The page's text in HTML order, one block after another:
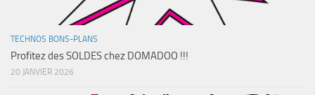
TECHNOS BONS-PLANS
Profitez des SOLDES chez DOMADOO !!!
20 JANVIER 2026